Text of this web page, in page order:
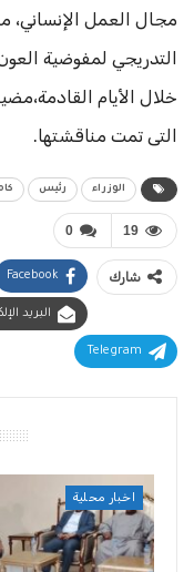
مجال العمل الإنساني،
التدريجي لمفوضية
خلال الأيام
التى تمت مناقشتها.
الوزراء رئيس
0 19
شارك Facebook
البريد
Telegram
اخبار محلية